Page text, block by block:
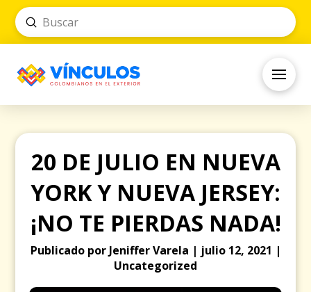
Search
Submit
20 DE JULIO EN NUEVA
YORK Y NUEVA JERSEY:
¡NO TE PIERDAS NADA!
Publicado por Jeniffer Varela | julio 12, 2021 |
Uncategorized